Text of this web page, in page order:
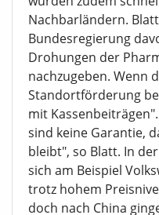
gezahlt. Innovative
würden zudem
Nachbarländern.
Bundesregierung
Drohungen der
nachzugeben. Wenn
Standortförderung
mit
sind keine Garantie,
bleibt", so Blatt. In
sich am Beispiel